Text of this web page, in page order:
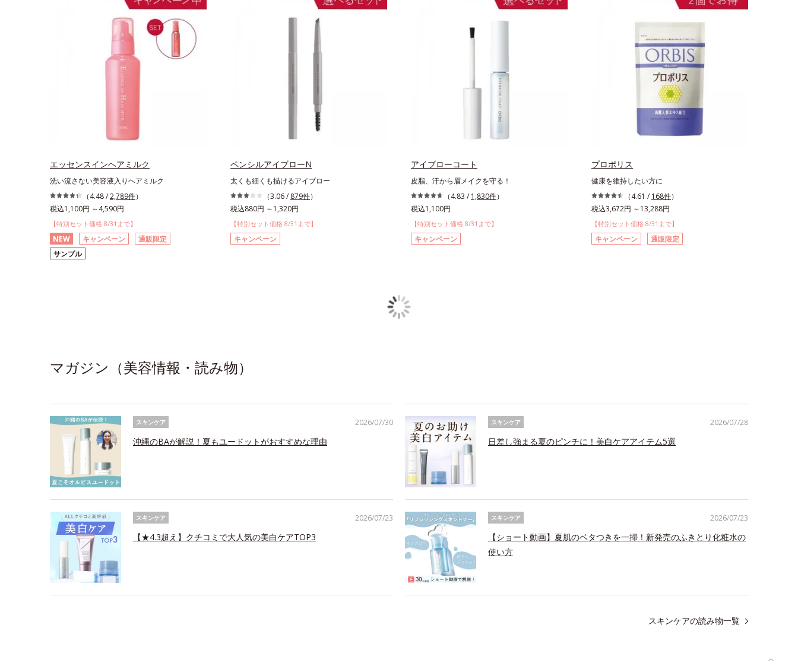
エッセンスインヘアミルク
洗い流さない美容液入りヘアミルク
（4.48 /2,789件）
税込1,100円 ～4,590円
【特別セット価格 8/31まで】
NEW キャンペーン
通販限定
サンプル
ペンシルアイブローN
太くも細くも描けるアイブロー
（3.06 / 879件）
税込880円 ～1,320円
【特別セット価格 8/31まで】
キャンペーン
アイブローコート
皮脂、汗から眉メイクを守る！
（4.83 / 1,830件）
税込1,100円
【特別セット価格 8/31まで】
キャンペーン
プロポリス
健康を維持したい方に
（4.61 / 168件）
税込3,672円 ～13,288円
【特別セット価格 8/31まで】
キャンペーン 通販限定
マガジン（美容情報・読み物）
スキンケア
沖縄のBAが解説！夏もユードットがおすすめな理由
2026/07/30 スキンケア
日差し強まる夏のピンチに！美白ケアアイテム5選
2026/07/28
スキンケア
【★4.3超え】クチコミで大人気の美白ケアTOP3
2026/07/23 スキンケア
【ショート動画】夏肌のベタつきを一掃！新発売のふきとり化粧水の
使い方
2026/07/23
スキンケアの読み物一覧